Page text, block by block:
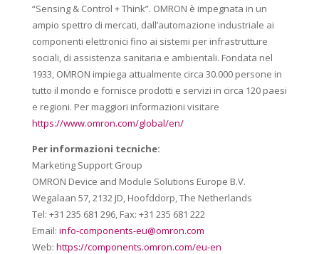
“Sensing & Control + Think”. OMRON è impegnata in un
ampio spettro di mercati, dall’automazione industriale ai
componenti elettronici fino ai sistemi per infrastrutture
sociali, di assistenza sanitaria e ambientali. Fondata nel
1933, OMRON impiega attualmente circa 30.000 persone in
tutto il mondo e fornisce prodotti e servizi in circa 120 paesi
e regioni. Per maggiori informazioni visitare
https://www.omron.com/global/en/
Per informazioni tecniche:
Marketing Support Group
OMRON Device and Module Solutions Europe B.V.
Wegalaan 57, 2132 JD, Hoofddorp, The Netherlands
Tel: +31 235 681 296, Fax: +31 235 681 222
Email: info-components-eu@omron.com
Web: https://components.omron.com/eu-en